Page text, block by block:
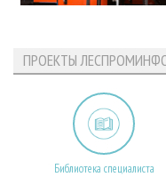
ПРОЕКТЫ
Библиотека специалиста